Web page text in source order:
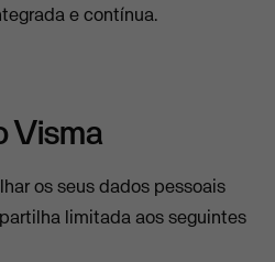
e contínua.
Visma
os seus dados pessoais
limitada aos seguintes